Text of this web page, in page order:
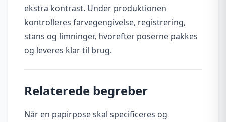
ekstra kontrast. Under produktionen
kontrolleres farvegengivelse, registrering,
stans og limninger, hvorefter poserne pakkes
og leveres klar til brug.
Relaterede begreber
Når en papirpose skal specificeres og